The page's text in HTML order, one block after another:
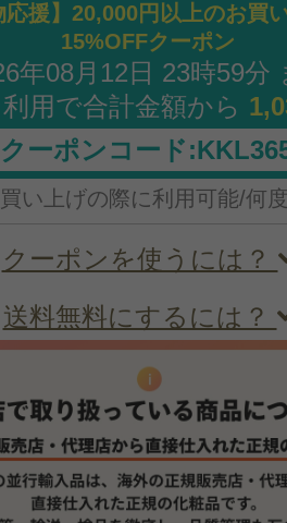
応援】20,000円以上のお買
15%OFFクーポン
年08月12日 23時59分
用で合計金額から
クーポンコード
い上げの際に利用可能/何
クーポンを使うには？
送料無料にするには？